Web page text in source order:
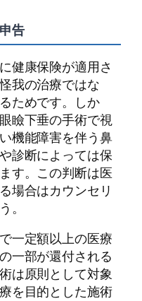
告
健康保険が適用さ
我の治療ではな
ためです。しか
瞼下垂の手術で視
機能障害を伴う鼻
診断によっては保
す。この判断は医
場合はカウンセリ
。
一定額以上の医療
一部が還付される
は原則として対象
を目的とした施術